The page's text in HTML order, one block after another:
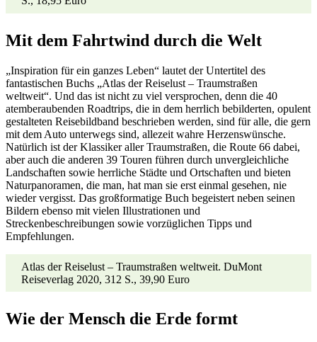
Mit dem Fahrtwind durch die Welt
„Inspiration für ein ganzes Leben“ lautet der Untertitel des
fantastischen Buchs „Atlas der Reiselust – Traumstraßen
weltweit“. Und das ist nicht zu viel versprochen, denn die 40
atemberaubenden Roadtrips, die in dem herrlich bebilderten, opulent
gestalteten Reisebildband beschrieben werden, sind für alle, die gern
mit dem Auto unterwegs sind, allezeit wahre Herzenswünsche.
Natürlich ist der Klassiker aller Traumstraßen, die Route 66 dabei,
aber auch die anderen 39 Touren führen durch unvergleichliche
Landschaften sowie herrliche Städte und Ortschaften und bieten
Naturpanoramen, die man, hat man sie erst einmal gesehen, nie
wieder vergisst. Das großformatige Buch begeistert neben seinen
Bildern ebenso mit vielen Illustrationen und
Streckenbeschreibungen sowie vorzüglichen Tipps und
Empfehlungen.
Atlas der Reiselust – Traumstraßen weltweit. DuMont
Reiseverlag 2020, 312 S., 39,90 Euro
Wie der Mensch die Erde formt